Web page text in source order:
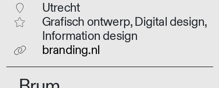
Utrecht
Grafisch ontwerp, Digital design,
Information design
branding.nl